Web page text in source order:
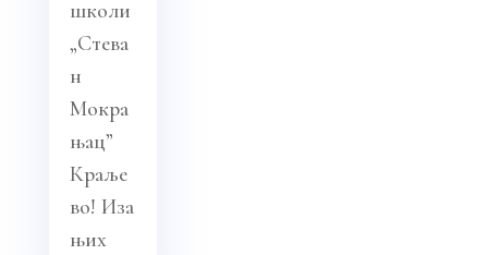
школи
„Стева
н
Мокра
њац”
Краље
во! Иза
њих